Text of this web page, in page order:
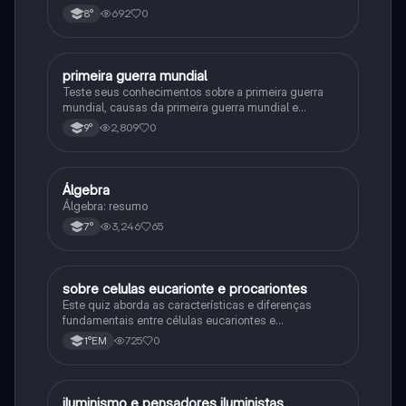
8° 692 0
História
primeira guerra mundial
Teste seus conhecimentos sobre a primeira guerra
mundial, causas da primeira guerra mundial e
consequências da Primeira Guerra Mundial, fases da
primeira guerra mundial
9° 2,809 0
Matematica
Álgebra
Álgebra: resumo
7° 3,246 65
Biologia
sobre celulas eucarionte e procariontes
Este quiz aborda as características e diferenças
fundamentais entre células eucariontes e
procariontes.
1°EM 725 0
História
iluminismo e pensadores iluministas